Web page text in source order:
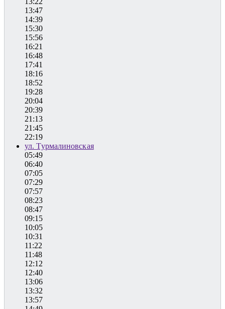
13:47
14:39
15:30
15:56
16:21
16:48
17:41
18:16
18:52
19:28
20:04
20:39
21:13
21:45
22:19
ул. Турмалиновская
05:49
06:40
07:05
07:29
07:57
08:23
08:47
09:15
10:05
10:31
11:22
11:48
12:12
12:40
13:06
13:32
13:57